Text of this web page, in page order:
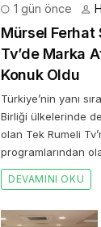
1 gün önce
Mürsel Ferhat
Tv’de Marka
Konuk Oldu
Türkiye’nin yanı
Birliği ülkelerinde
olan Tek Rumeli
programlarından
DEVAMINI OKU